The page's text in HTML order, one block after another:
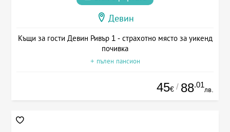
Девин
Къщи за гости Девин Ривър 1 - страхотно място за уикенд
почивка
+ пълен пансион
45€ / 88.01
лв.